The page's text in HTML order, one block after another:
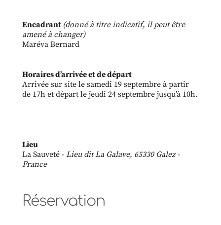
Encadrant (donné à titre indicatif, il peut être
amené à changer)
Maréva Bernard
Horaires d’arrivée et de départ
Arrivée sur site le samedi 19 septembre à partir
de 17h et départ le jeudi 24 septembre jusqu’à 10h.
Lieu
La Sauveté - Lieu dit La Galave, 65330 Galez -
France
Réservation